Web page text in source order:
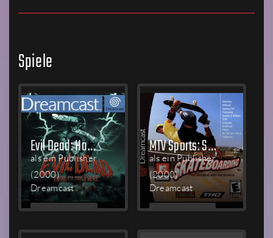
Spiele
Evil Dead: Hail to the King
als ein Publisher
(2000)
Dreamcast
MEHR
MTV Sports: Skateboarding
als ein Publisher
(2000)
Dreamcast
MEHR